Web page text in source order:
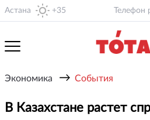
Астана +35 Телефон
Экономика → События
В Казахстане растет